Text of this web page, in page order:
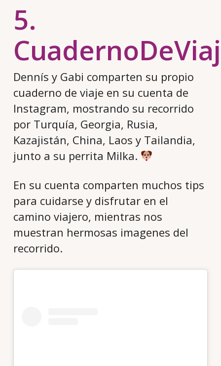
5.
Dennís y Gabi comparten su propio
cuaderno de viaje en su cuenta de
Instagram, mostrando su recorrido
por Turquía, Georgia, Rusia,
Kazajistán, China, Laos y Tailandia,
junto a su perrita Milka.
En su cuenta comparten muchos tips
para cuidarse y disfrutar en el
camino viajero, mientras nos
muestran hermosas imagenes del
recorrido.